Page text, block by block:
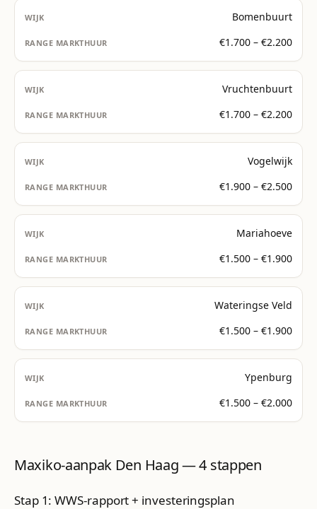
Bomenbuurt
€1.700 – €2.200
Vruchtenbuurt
€1.700 – €2.200
Vogelwijk
€1.900 – €2.500
Mariahoeve
€1.500 – €1.900
Wateringse Veld
€1.500 – €1.900
Ypenburg
€1.500 – €2.000
Maxiko-aanpak Den Haag — 4 stappen
Stap 1: WWS-rapport + investeringsplan